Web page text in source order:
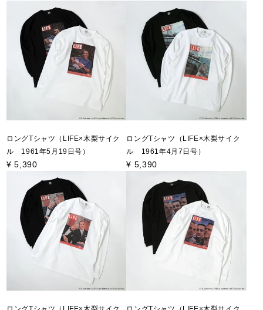
ロングTシャツ（LIFE×木梨サイク
ル 1961年5月19日号）
¥ 5,390
ロングTシャツ（LIFE×木梨サイク
ル 1961年4月7日号）
¥ 5,390